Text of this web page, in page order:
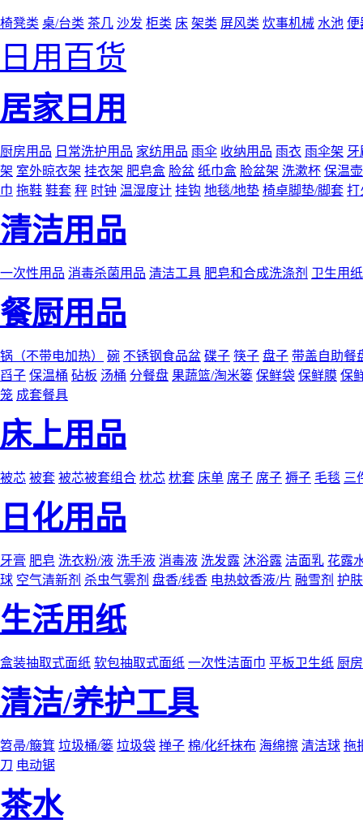
椅凳类 桌/台类 茶几 沙发 柜类 床 架类 屏风类 炊事机械 水池 便
日用百货
居家日用
厨房用品 日常洗护用品 家纺用品 雨伞 收纳用品 雨衣 雨伞架 牙
架 室外晾衣架 挂衣架 肥皂盒 脸盆 纸巾盒 脸盆架 洗漱杯 保温
巾 拖鞋 鞋套 秤 时钟 温湿度计 挂钩 地毯/地垫 椅卓脚垫/脚套 打
清洁用品
一次性用品 消毒杀菌用品 清洁工具 肥皂和合成洗涤剂 卫生用
餐厨用品
锅（不带电加热） 碗 不锈钢食品盆 碟子 筷子 盘子 带盖自助餐
舀子 保温桶 砧板 汤桶 分餐盘 果蔬篮/淘米篓 保鲜袋 保鲜膜 保
笼 成套餐具
床上用品
被芯 被套 被芯被套组合 枕芯 枕套 床单 席子 席子 褥子 毛毯 三
日化用品
牙膏 肥皂 洗衣粉/液 洗手液 消毒液 洗发露 沐浴露 洁面乳 花露
球 空气清新剂 杀虫气雾剂 盘香/线香 电热蚊香液/片 融雪剂 护
生活用纸
盒装抽取式面纸 软包抽取式面纸 一次性洁面巾 平板卫生纸 厨
清洁/养护工具
笤帚/簸箕 垃圾桶/篓 垃圾袋 掸子 棉/化纤抹布 海绵擦 清洁球 拖
刀 电动锯
茶水